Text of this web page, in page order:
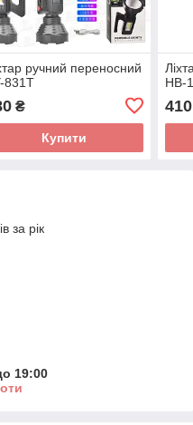
ручний переносний
831T
₴
Купити
HB-
410
за рік
19:00